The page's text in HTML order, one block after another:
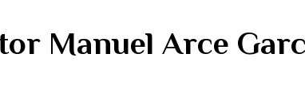
Manuel Arce